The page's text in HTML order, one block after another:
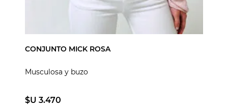
CONJUNTO MICK ROSA
Musculosa y buzo
$U 3.470